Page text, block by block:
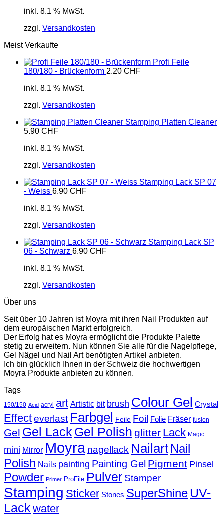
inkl. 8.1 % MwSt.
zzgl. Versandkosten
Meist Verkaufte
Profi Feile
180/180 - Brückenform 2.20 CHF
inkl. 8.1 % MwSt.
zzgl. Versandkosten
Stamping Platten Cleaner
5.90 CHF
inkl. 8.1 % MwSt.
zzgl. Versandkosten
Stamping Lack SP 07
- Weiss 6.90 CHF
inkl. 8.1 % MwSt.
zzgl. Versandkosten
Stamping Lack SP
06 - Schwarz 6.90 CHF
inkl. 8.1 % MwSt.
zzgl. Versandkosten
Über uns
Seit über 10 Jahren ist Moyra mit ihren Nail Produkten auf
dem europäischen Markt erfolgreich.
Der Erfolg hat es Moyra ermöglicht die Produkte Palette
stetig zu erweitern. Nun können Sie alle für die Nagelpflege,
Gel Nägel und Nail Art benötigten Artikel anbieten.
Ich bin glücklich Ihnen in der Schweiz die hochwertigen
Moyra Produkte anbieten zu können.
Tags
150/150 Acid acryl art Artistic bit brush Colour Gel Crystal
Effecteverlast Farbgel Feile Foil Folie Fräser fusion
Gel Gel Lack Gel Polish glitter Lack Magic
mini Mirror Moyra nagellack Nailart Nail
Polish Nails painting Painting Gel Pigment Pinsel
Powder Primer ProFile Pulver Stamper
Stamping Sticker Stones SuperShine UV-
Lack water